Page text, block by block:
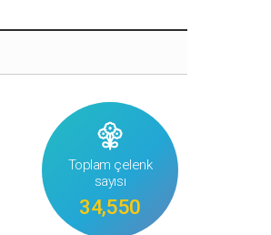
Toplam çelenk
sayısı
34,550